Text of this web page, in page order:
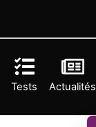
Tests Actualités